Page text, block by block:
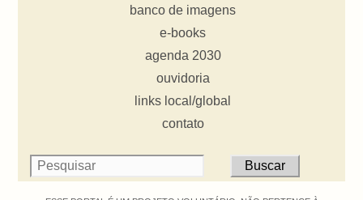
banco de imagens
e-books
agenda 2030
ouvidoria
links local/global
contato